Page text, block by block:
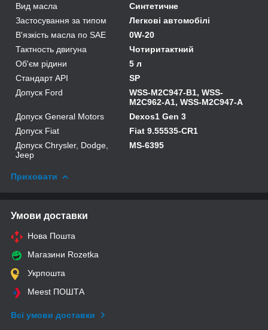
Вид масла
Синтетичне
Застосування за типом
Легкові автомобілі
В'язкість масла по SAE
0W-20
Тактность двигуна
Чотиритактний
Об'єм рідини
5 л
Стандарт API
SP
Допуск Ford
WSS-M2C947-B1, WSS-
M2C962-A1, WSS-M2C947-A
Допуск General Motors
Dexos1 Gen 3
Допуск Fiat
Fiat 9.55535-CR1
Допуск Chrysler, Dodge,
Jeep
MS-6395
Приховати
Умови доставки
Нова Пошта
Магазини Rozetka
Укрпошта
Meest ПОШТА
Всі умови доставки